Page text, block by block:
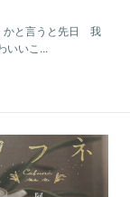
と言うと先日 我
いいこ...